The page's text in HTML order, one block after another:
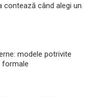
contează când alegi un
modele potrivite
formale